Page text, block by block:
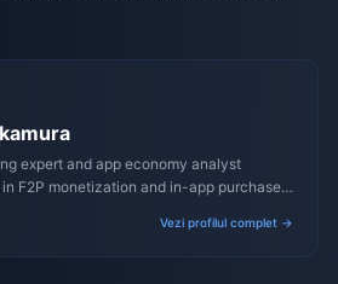
expert and app economy analyst
F2P monetization and in-app purchase
Vezi profilul complet →